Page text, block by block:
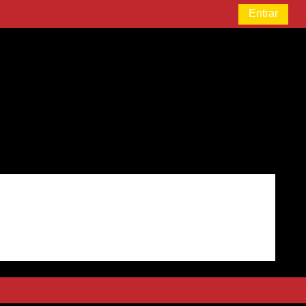
Entrar